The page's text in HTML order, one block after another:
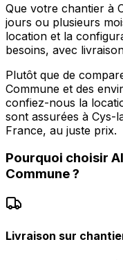
Que votre chantier à
jours ou plusieurs
location et la
besoins, avec
Plutôt que de
Commune et des
confiez-nous la
sont assurées à Cys-
France, au juste prix.
Pourquoi choisir
Commune?
Livraison sur